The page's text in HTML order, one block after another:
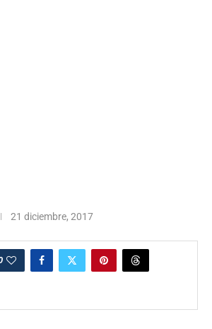
21 diciembre, 2017